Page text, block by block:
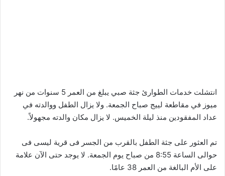
انتشلت خدمات الطوارئ جثة صبي يبلغ من العمر 5 سنوات من نهر
ميوز في مقاطعة لييج صباح الجمعة. ولا يزال الطفل ووالدته في
عداد المفقودين منذ ليلة الخميس. لا يزال مكان والدته مجهولاً.
تم العثور على جثة الطفل بالقرب من الجسر فى قرية ليسى فى
حوالى الساعة 8:55 من صباح يوم الجمعة. لا يوجد حتى الآن علامة
على الأم البالغة من العمر 38 عامًا.